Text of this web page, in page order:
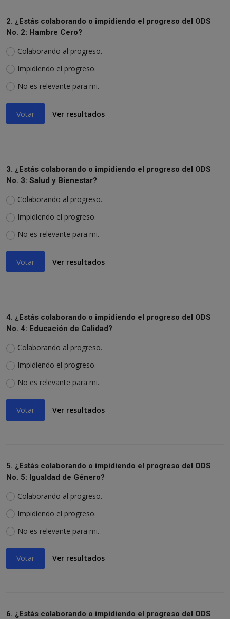
2. ¿Estás colaborando o impidiendo el progreso del ODS
No. 2: Hambre Cero?
Colaborando al progreso.
Impidiendo el progreso.
No es relevante para mi.
Votar Ver resultados
3. ¿Estás colaborando o impidiendo el progreso del ODS
No. 3: Salud y Bienestar?
Colaborando al progreso.
Impidiendo el progreso.
No es relevante para mi.
Votar Ver resultados
4. ¿Estás colaborando o impidiendo el progreso del ODS
No. 4: Educación de Calidad?
Colaborando al progreso.
Impidiendo el progreso.
No es relevante para mi.
Votar Ver resultados
5. ¿Estás colaborando o impidiendo el progreso del ODS
No. 5: Igualdad de Género?
Colaborando al progreso.
Impidiendo el progreso.
No es relevante para mi.
Votar Ver resultados
6. ¿Estás colaborando o impidiendo el progreso del ODS